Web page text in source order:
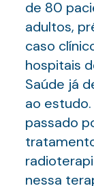
de 80
adultos,
caso
hospitais
Saúde já
ao
passado
nessa